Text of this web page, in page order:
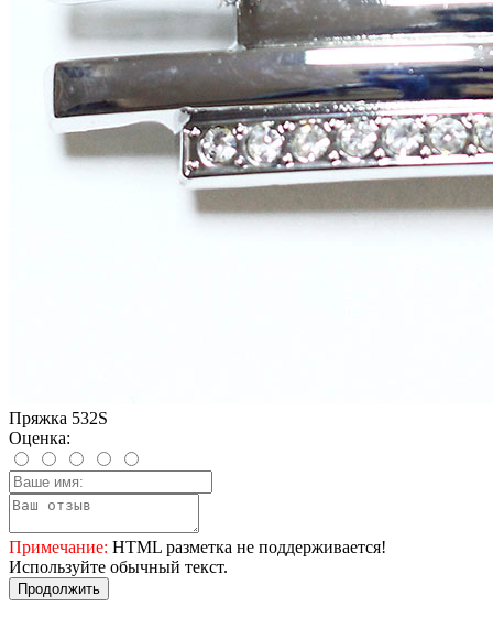
Пряжка 532S
Оценка:
Примечание: HTML разметка не поддерживается!
Используйте обычный текст.
Продолжить